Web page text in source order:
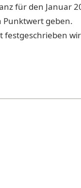
für den Januar
Punktwert geben.
festgeschrieben